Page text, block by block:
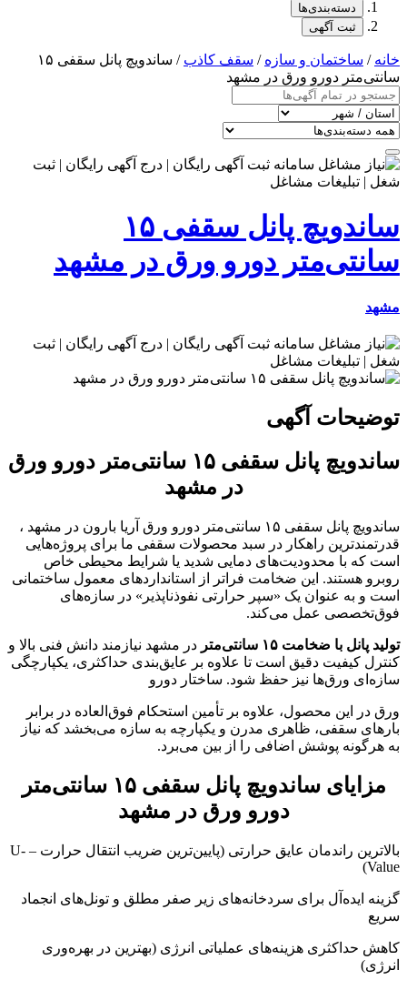
دسته‌بندی‌ها
ثبت آگهی
خانه/ ساختمان و سازه/ سقف کاذب
/ ساندویچ پانل سقفی ۱۵
سانتی‌متر دورو ورق در مشهد
ساندویچ پانل سقفی ۱۵
سانتی‌متر دورو ورق در مشهد
مشهد
توضیحات آگهی
ساندویچ پانل سقفی ۱۵ سانتی‌متر دورو ورق
در مشهد
ساندویچ پانل سقفی ۱۵ سانتی‌متر دورو ورق آریا بارون در مشهد ،
قدرتمندترین راهکار در سبد محصولات سقفی ما برای پروژه‌هایی
است که با محدودیت‌های دمایی شدید یا شرایط محیطی خاص
روبرو هستند. این ضخامت فراتر از استانداردهای معمول ساختمانی
است و به عنوان یک «سپر حرارتی نفوذناپذیر» در سازه‌های
فوق‌تخصصی عمل می‌کند.
تولید پانل با ضخامت ۱۵ سانتی‌متر
در مشهد نیازمند دانش فنی بالا و
کنترل کیفیت دقیق است تا علاوه بر عایق‌بندی حداکثری، یکپارچگی
سازه‌ای ورق‌ها نیز حفظ شود. ساختار دورو
ورق در این محصول، علاوه بر تأمین استحکام فوق‌العاده در برابر
بارهای سقفی، ظاهری مدرن و یکپارچه به سازه می‌بخشد که نیاز
به هرگونه پوشش اضافی را از بین می‌برد.
مزایای ساندویچ پانل سقفی ۱۵ سانتی‌متر
دورو ورق در مشهد
بالاترین راندمان عایق حرارتی (پایین‌ترین ضریب انتقال حرارت – U-
Value)
گزینه ایده‌آل برای سردخانه‌های زیر صفر مطلق و تونل‌های انجماد
سریع
کاهش حداکثری هزینه‌های عملیاتی انرژی (بهترین در بهره‌وری
انرژی)